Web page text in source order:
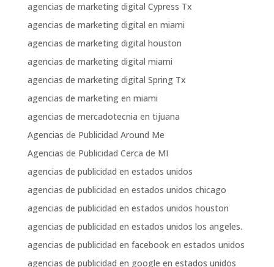
agencias de marketing digital Cypress Tx
agencias de marketing digital en miami
agencias de marketing digital houston
agencias de marketing digital miami
agencias de marketing digital Spring Tx
agencias de marketing en miami
agencias de mercadotecnia en tijuana
Agencias de Publicidad Around Me
Agencias de Publicidad Cerca de MI
agencias de publicidad en estados unidos
agencias de publicidad en estados unidos chicago
agencias de publicidad en estados unidos houston
agencias de publicidad en estados unidos los angeles.
agencias de publicidad en facebook en estados unidos
agencias de publicidad en google en estados unidos